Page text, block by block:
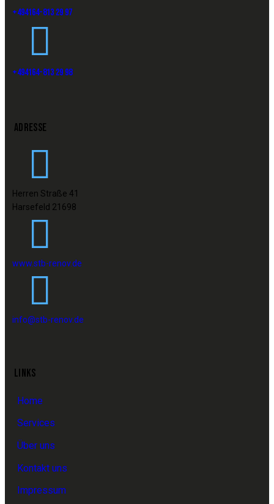
+494164-813 29 97
+494164-813 29 98
ADRESSE
Herren Straße 41
Harsefeld 21698
www.stb-renov.de
info@stb-renov.de
LINKS
Home
Services
Über uns
Kontakt uns
Impressum